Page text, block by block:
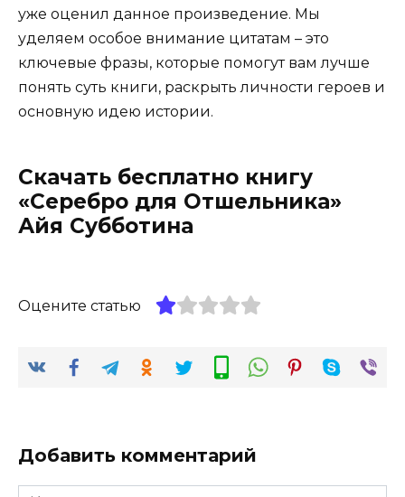
уже оценил данное произведение. Мы
уделяем особое внимание цитатам – это
ключевые фразы, которые помогут вам лучше
понять суть книги, раскрыть личности героев и
основную идею истории.
Скачать бесплатно книгу
«Серебро для Отшельника»
Айя Субботина
Оцените статью
Добавить комментарий